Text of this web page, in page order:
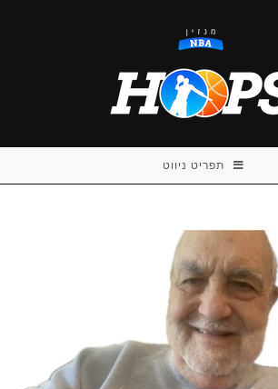
תפריט ניווט